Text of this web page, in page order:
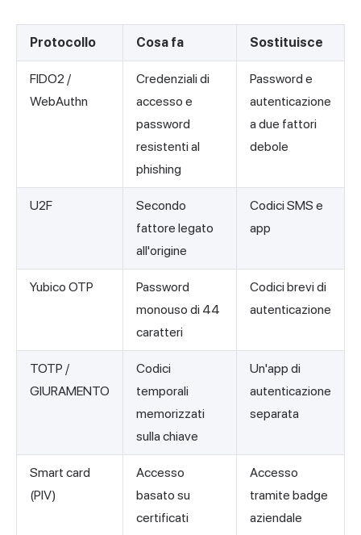
Protocollo Cosa fa Sostituisce
FIDO2 /
WebAuthn
Credenziali di
accesso e
password
resistenti al
phishing
Password e
autenticazione
a due fattori
debole
U2F
Secondo
fattore legato
all'origine
Codici SMS e
app
Yubico OTP
Password
monouso di 44
caratteri
Codici brevi di
autenticazione
TOTP /
GIURAMENTO
Codici
temporali
memorizzati
sulla chiave
Un'app di
autenticazione
separata
Smart card
(PIV)
Accesso
basato su
certificati
Accesso
tramite badge
aziendale